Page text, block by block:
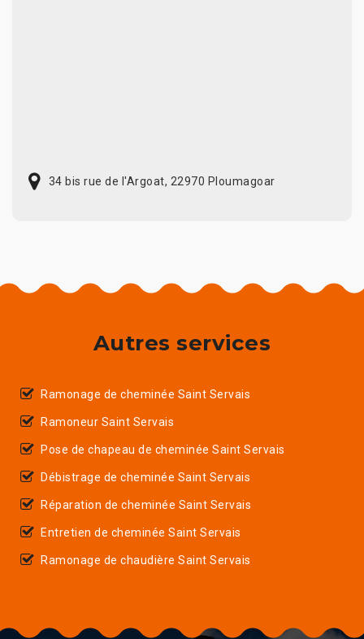
34 bis rue de l'Argoat, 22970 Ploumagoar
Autres services
Ramonage de cheminée Saint Servais
Ramoneur Saint Servais
Pose de chapeau de cheminée Saint Servais
Débistrage de cheminée Saint Servais
Réparation de cheminée Saint Servais
Entretien de cheminée Saint Servais
Ramonage de chaudière Saint Servais